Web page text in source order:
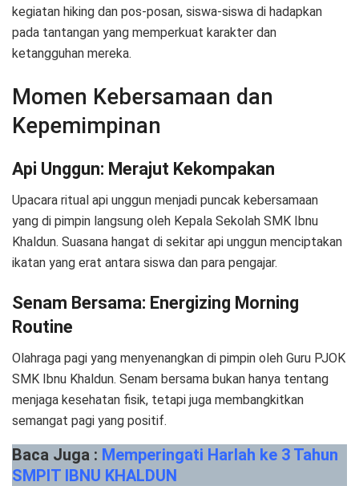
kegiatan hiking dan pos-posan, siswa-siswa di hadapkan
pada tantangan yang memperkuat karakter dan
ketangguhan mereka.
Momen Kebersamaan dan
Kepemimpinan
Api Unggun: Merajut Kekompakan
Upacara ritual api unggun menjadi puncak kebersamaan
yang di pimpin langsung oleh Kepala Sekolah SMK Ibnu
Khaldun. Suasana hangat di sekitar api unggun menciptakan
ikatan yang erat antara siswa dan para pengajar.
Senam Bersama: Energizing Morning
Routine
Olahraga pagi yang menyenangkan di pimpin oleh Guru PJOK
SMK Ibnu Khaldun. Senam bersama bukan hanya tentang
menjaga kesehatan fisik, tetapi juga membangkitkan
semangat pagi yang positif.
Baca Juga : Memperingati Harlah ke 3 Tahun
SMPIT IBNU KHALDUN